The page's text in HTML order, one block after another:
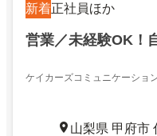
新着正社員ほか
営業／未経験OK！
ケイカーズコミュニケーショ
山梨県 甲府市